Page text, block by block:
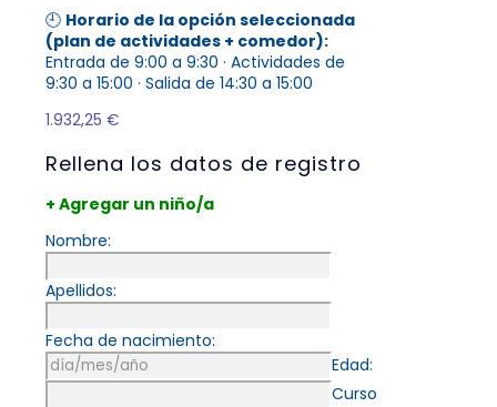
🕘 Horario de la opción seleccionada
(plan de actividades + comedor):
Entrada de 9:00 a 9:30 · Actividades de
9:30 a 15:00 · Salida de 14:30 a 15:00
1.932,25 €
Rellena los datos de registro
+ Agregar un niño/a
Nombre:
Apellidos:
Fecha de nacimiento:
Edad:
Curso